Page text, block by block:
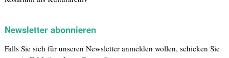
Newsletter abonnieren
Falls Sie sich für unseren Newsletter anmelden wollen, schicken Sie